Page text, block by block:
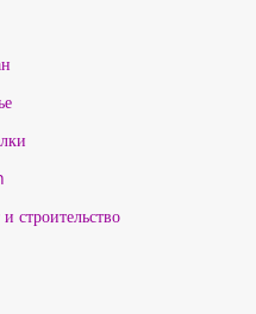
строительство